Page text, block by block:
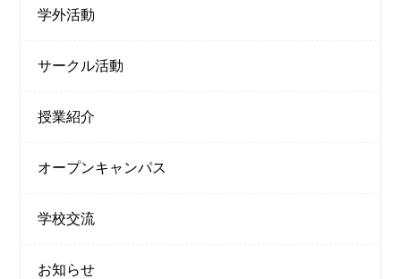
学外活動
サークル活動
授業紹介
オープンキャンパス
学校交流
お知らせ